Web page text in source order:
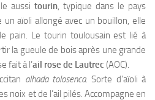
aussi tourin, typique dans le pays
aïoli allongé avec un bouillon, elle
pain. Le tourin toulousain est lié à
la gueule de bois après une grande
fait à l’ail rose de Lautrec (AOC).
alhada tolosenca. Sorte d’aïoli à
noix et de l’ail pilés. Accompagne en